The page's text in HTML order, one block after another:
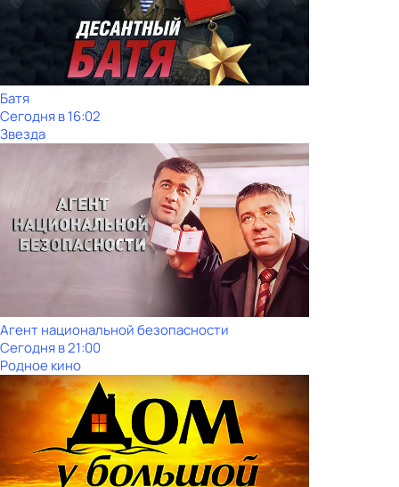
Батя
Сегодня в 16:02
Звезда
Агент национальной безопасности
Сегодня в 21:00
Родное кино